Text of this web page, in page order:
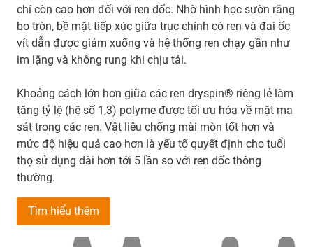
chí còn cao hơn đối với ren dốc. Nhờ hình học sườn răng
bo tròn, bề mặt tiếp xúc giữa trục chính có ren và đai ốc
vít dẫn được giảm xuống và hệ thống ren chạy gần như
im lặng và không rung khi chịu tải.
Khoảng cách lớn hơn giữa các ren dryspin® riêng lẻ làm
tăng tỷ lệ (hệ số 1,3) polyme được tối ưu hóa về mặt ma
sát trong các ren. Vật liệu chống mài mòn tốt hơn và
mức độ hiệu quả cao hơn là yếu tố quyết định cho tuổi
thọ sử dụng dài hơn tới 5 lần so với ren dốc thông
thường.
Tìm hiểu thêm